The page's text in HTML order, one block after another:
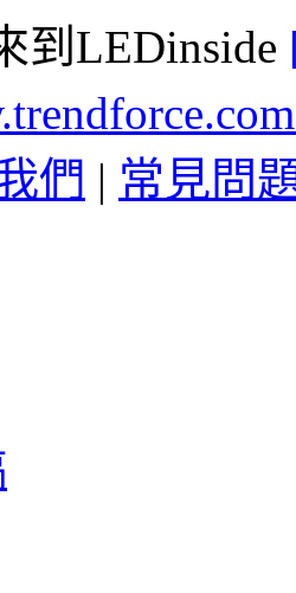
到LEDinside
們 | 常見問